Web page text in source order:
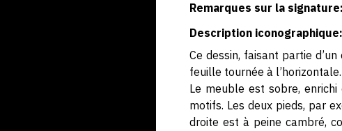
Remarques sur la
Description iconographique:
Ce dessin, faisant partie
feuille tournée à l’horizontale.
Le meuble est sobre,
motifs. Les deux pieds, par
droite est à peine cambré,